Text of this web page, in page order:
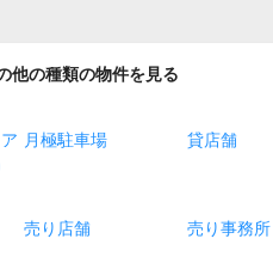
他の種類の物件を見る
月極駐車場 貸店舗
売り店舗 売り事務所